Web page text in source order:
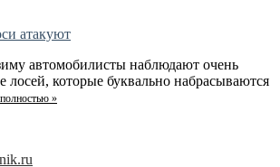
атакуют
автомобилисты наблюдают очень
лосей, которые буквально набрасываются
»